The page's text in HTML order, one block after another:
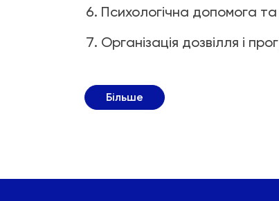
Психологічна допомога
Організація дозвілля і
Більше